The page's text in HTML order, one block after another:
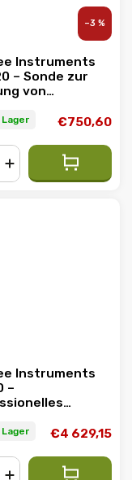
–3 %
Instruments
– Sonde zur
von
€750,60
Instruments
–
€4 629,15